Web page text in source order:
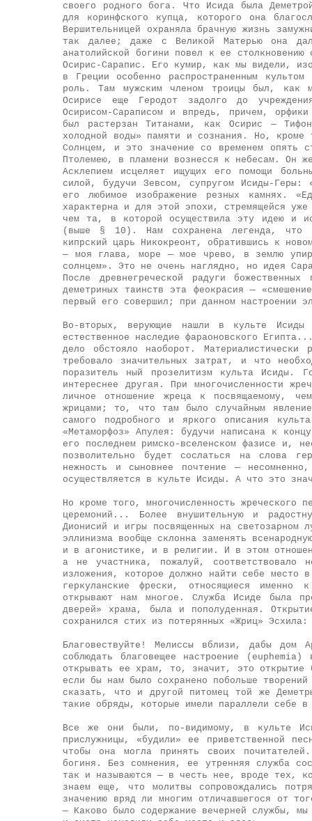
своего родного бога. Что Исида была
для коринфского купца, которого она
Вершительницей охраняла брачную жизнь
так далее; даже с Великой Матерью она
анатолийской богини повел к ее
Осирис-Сарапис. Его кумир, как мы видели,
в Греции особенно распространенным
роль. Там мужским членом троицы был, как
Осирисе еще Геродот задолго до
Осирисом-Сараписом и впредь, причем,
был растерзан Титанами, как Осирис —
холодной воды» памяти и сознания. Но, кроме
Солнцем, и это значение со временем опять
Птолемею, в пламени вознесся к небесам. Он
Асклепием исцеляет ищущих его помощи
силой, будучи Зевсом, супругом Исиды-Геры:
его любимое изображение резных камнях.
характерна и для этой эпохи, стремящейся
чем та, в которой осуществила эту идею и
(выше § 10). Нам сохранена легенда, что в
кипрский царь Никокреонт, обратившись к
— моя глава, море — мое чрево, в землю
солнцем». Это не очень наглядно, но идея
После древнегреческой радуги
деметриных таинств эта феокрасия —
первый его совершил; при данном настроении
Во-вторых, верующие нашли в культе
естественное наследие фараоновского
дело обстояло наоборот.
требовало значительных затрат, и что
поразитель ный прозелитизм культа Исиды.
интереснее другая. При многочисленности
личное отношение жреца к посвящаемому,
жрицами; то, что там было случайным
самого подробного и яркого описания
«Метаморфоз» Апулея: будучи написана к
его последнем римско-вселенском фазисе и,
позволительно будет сослаться на слова
нежность и сыновнее почтение —
осуществляется в культе Исиды. А что это
Но кроме того, многочисленность жреческого
церемоний... Более внушительную и
Дионисий и игры посвященных на светозарном
эллинизма вообще склонна заменять
и в агонистике, и в религии. И в этом
а не участника, пожалуй, соответствовало
изложения, которое должно найти себе место
геркуланские фрески, относящиеся именно
открывают нам многое. Служба Исиде была
дверей» храма, была и пополуденная.
сохранился стих из потерянных «Жриц» Эсхила:
Благовествуйте! Мелиссы вблизи, дабы дом
соблюдать благовещее настроение
открывать ее храм, то, значит, это
если бы нам было сохранено побольше
сказать, что и другой питомец той же
такие обряды, которые имели параллели себе в
Все же они были, по-видимому, в культе
прислужницы, «будили» ее приветственной
чтобы она могла принять своих
богиня. Без сомнения, ее утренняя служба
так и называются — в честь нее, вроде тех,
знаем еще, что молитвы сопровождались
значению вряд ли многим отличавшегося от
— Каково было содержание вечерней службы,